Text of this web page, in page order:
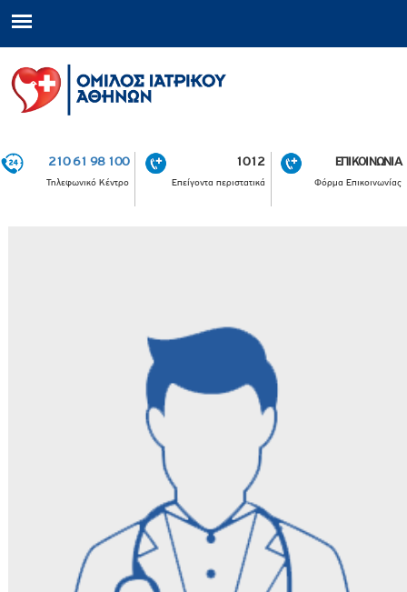
210 61 98 100
Τηλεφωνικό Κέντρο
1012
Επείγοντα περιστατικά
ΕΠΙΚΟΙΝΩΝΙΑ
Φόρμα Επικοινωνίας